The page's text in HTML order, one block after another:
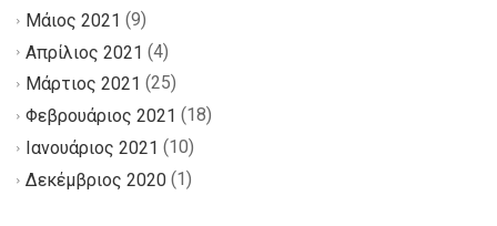
Μάιος 2021 (9)
Απρίλιος 2021 (4)
Μάρτιος 2021 (25)
Φεβρουάριος 2021 (18)
Ιανουάριος 2021 (10)
Δεκέμβριος 2020 (1)